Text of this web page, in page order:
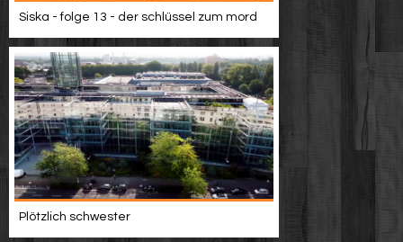
Siska - folge 13 - der schlüssel zum mord
Plötzlich schwester